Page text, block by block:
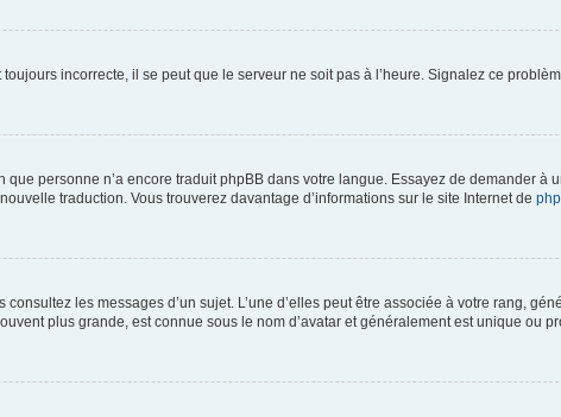
incorrecte, il se peut que le serveur ne soit pas à l’heure. Signalez ce
personne n’a encore traduit phpBB dans votre langue. Essayez de demander à
traduction. Vous trouverez davantage d’informations sur le site Internet de
les messages d’un sujet. L’une d’elles peut être associée à votre rang,
plus grande, est connue sous le nom d’avatar et généralement est unique ou